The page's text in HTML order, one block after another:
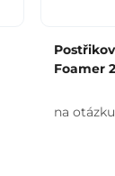
Foamer
na otázku